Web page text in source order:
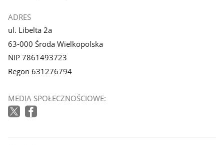
ADRES
ul. Libelta 2a
63-000 Środa Wielkopolska
NIP 7861493723
Regon 631276794
MEDIA SPOŁECZNOŚCIOWE: